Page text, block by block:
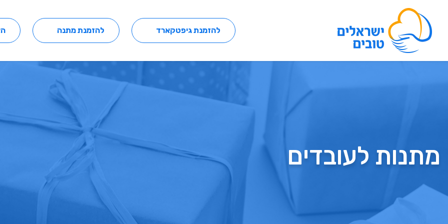
להזמנת גיפטקארד להזמנת מתנה
מתנות לעובדים